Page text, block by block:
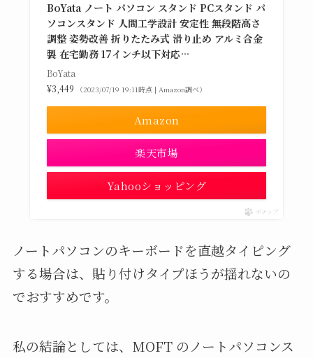
BoYata ノート パソコン スタンド PCスタンド パ
ソコンスタンド 人間工学設計 安定性 無段階高さ
調整 姿勢改善 折りたたみ式 滑り止め アルミ合金
製 在宅勤務 17インチ以下対応…
BoYata
¥3,449
（2023/07/19 19:11時点 | Amazon調べ）
Amazon
楽天市場
Yahooショッピング
ポチップ
ノートパソコンのキーボードを直越タイピング
する場合は、貼り付けタイプほうが揺れないの
でおすすめです。
私の結論としては、MOFT のノートパソコンス